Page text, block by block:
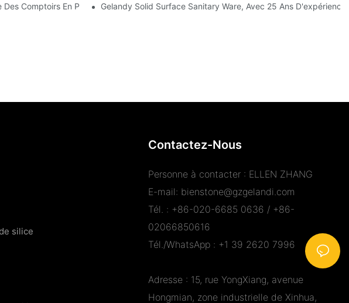
Comptoirs En Pierre De Quartz De Qualité Alimentaire ?
Gelandy Solid Surface Sanitary Ware, Avec 25 Ans D'expérience
silice
Contactez-Nous
Personne à contacter : ELLEN ZHANG
E-mail: bienstone@gzgelandi.com
Tél. : +86-020-6685 0636 / +86-
02066850616
Tél./WhatsApp : +1 39 2620 7996
Adresse : 15, rue YongXiang, avenue
Hongmian, zone industrielle de Xinhua,